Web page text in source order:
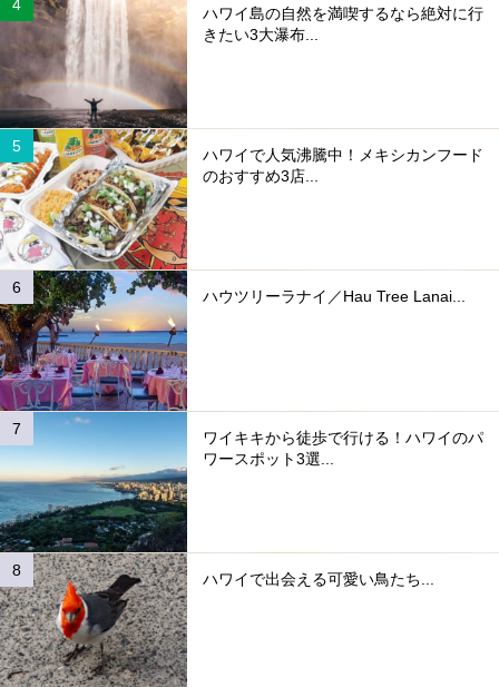
ハワイ島の自然を満喫するなら絶対に行
きたい3大瀑布...
ハワイで人気沸騰中！メキシカンフード
のおすすめ3店...
ハウツリーラナイ／Hau Tree Lanai...
ワイキキから徒歩で行ける！ハワイのパ
ワースポット3選...
ハワイで出会える可愛い鳥たち...